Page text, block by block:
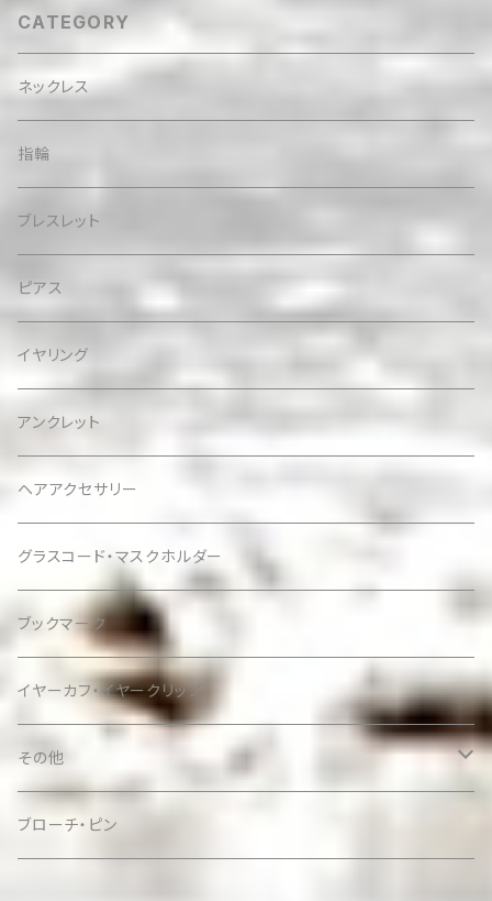
CATEGORY
ネックレス
指輪
ブレスレット
ピアス
イヤリング
アンクレット
ヘアアクセサリー
グラスコード・マスクホルダー
ブックマーク
イヤーカフ・イヤークリップ
その他
ケース
ブローチ・ピン